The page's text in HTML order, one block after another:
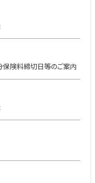
険料締切日等のご案内